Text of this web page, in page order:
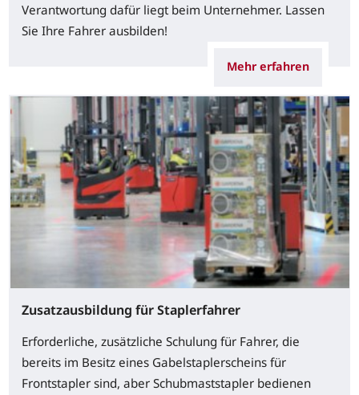
Verantwortung dafür liegt beim Unternehmer. Lassen
Sie Ihre Fahrer ausbilden!
Mehr erfahren
Zusatzausbildung für Staplerfahrer
Erforderliche, zusätzliche Schulung für Fahrer, die
bereits im Besitz eines Gabelstaplerscheins für
Frontstapler sind, aber Schubmaststapler bedienen